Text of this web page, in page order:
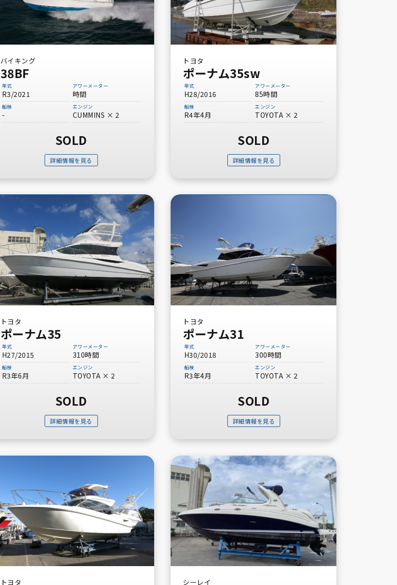
バイキング
38BF
年式
R3/2021
アワーメーター
時間
船検
-
エンジン
CUMMINS × 2
SOLD
詳細情報を見る
トヨタ
ポーナム35sw
年式
H28/2016
アワーメーター
85時間
船検
R4年4月
エンジン
TOYOTA × 2
SOLD
詳細情報を見る
トヨタ
ポーナム35
年式
H27/2015
アワーメーター
310時間
船検
R3年6月
エンジン
TOYOTA × 2
SOLD
詳細情報を見る
トヨタ
ポーナム31
年式
H30/2018
アワーメーター
300時間
船検
R3年4月
エンジン
TOYOTA × 2
SOLD
詳細情報を見る
トヨタ シーレイ